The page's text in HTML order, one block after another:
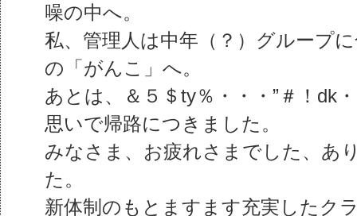
噪の中へ。
私、管理人は中年（？）グループ
の「がんこ」へ。
あとは、＆５＄ty％・・・”＃！dk
思いで帰路につきました。
みなさま、お疲れさまでした、あ
た。
新体制のもとますます充実したク